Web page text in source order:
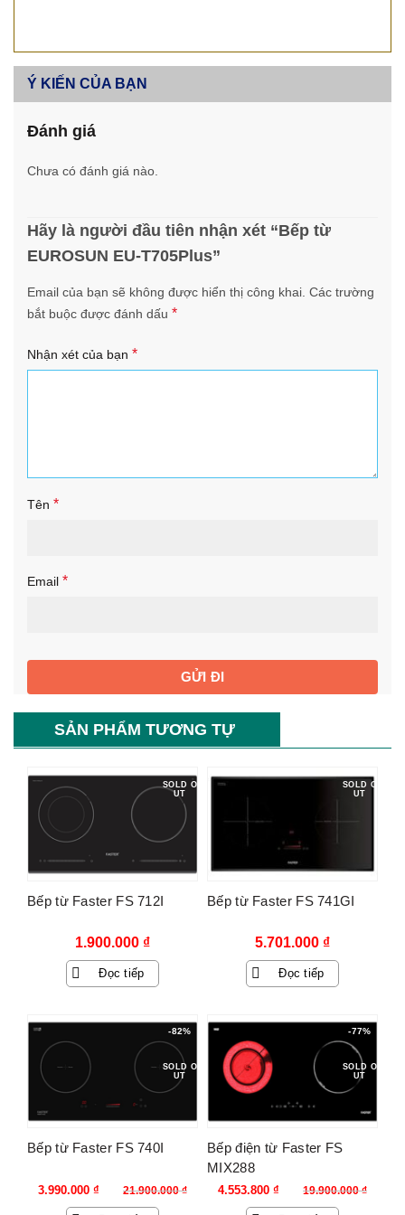
Ý KIẾN CỦA BẠN
Đánh giá
Chưa có đánh giá nào.
Hãy là người đầu tiên nhận xét “Bếp từ
EUROSUN EU-T705Plus”
Email của bạn sẽ không được hiển thị công khai. Các trường
bắt buộc được đánh dấu *
Nhận xét của bạn *
Tên *
Email *
SẢN PHẨM TƯƠNG TỰ
SOLD O
UT
Bếp từ Faster FS 712I
1.900.000 ₫
Đọc tiếp
SOLD O
UT
Bếp từ Faster FS 741GI
5.701.000 ₫
Đọc tiếp
-82%
SOLD O
UT
Bếp từ Faster FS 740I
21.900.000₫
Giá
gốc
3.990.000 ₫
Giá
hiện
-77%
SOLD O
UT
Bếp điện từ Faster FS
MIX288
19.900.000₫
Giá
gốc
4.553.800 ₫
Giá
hiện